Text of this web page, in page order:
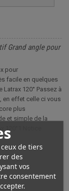
de tiers
des
vos
consentement
Grand angle pour
pour
facile en quelques
120° Passez à
en effet celle ci vous
plus
et simple de la
120°1 Notice